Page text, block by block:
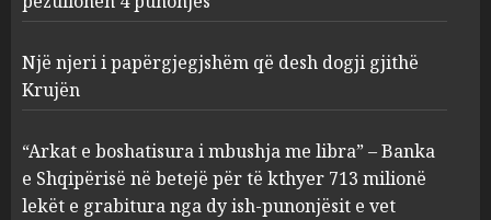
3
“Arkat e boshatisura i
Shqipërisë në betejë për të
kthyer 713 milionë lekët e
grabitura nga dy ish-
punonjësit e vet
AUGUST 9, 2026
Një njeri i papërgjegjshëm që desh dogji gjithë
Krujën
“Arkat e boshatisura i mbushja me libra” – Banka
e Shqipërisë në betejë për të kthyer 713 milionë
lekët e grabitura nga dy ish-punonjësit e vet